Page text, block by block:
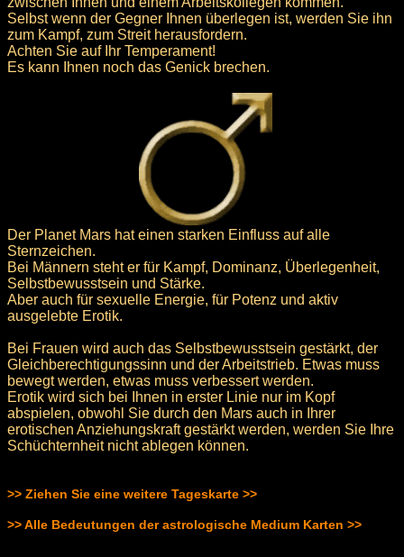
Selbst wenn der Gegner Ihnen überlegen ist, werden Sie ihn
zum Kampf, zum Streit herausfordern.
Achten Sie auf Ihr Temperament!
Es kann Ihnen noch das Genick brechen.
Der Planet Mars hat einen starken Einfluss auf alle
Sternzeichen.
Bei Männern steht er für Kampf, Dominanz, Überlegenheit,
Selbstbewusstsein und Stärke.
Aber auch für sexuelle Energie, für Potenz und aktiv
ausgelebte Erotik.
Bei Frauen wird auch das Selbstbewusstsein gestärkt, der
Gleichberechtigungssinn und der Arbeitstrieb. Etwas muss
bewegt werden, etwas muss verbessert werden.
Erotik wird sich bei Ihnen in erster Linie nur im Kopf
abspielen, obwohl Sie durch den Mars auch in Ihrer
erotischen Anziehungskraft gestärkt werden, werden Sie Ihre
Schüchternheit nicht ablegen können.
>> Ziehen Sie eine weitere Tageskarte >>
>> Alle Bedeutungen der astrologische Medium Karten >>